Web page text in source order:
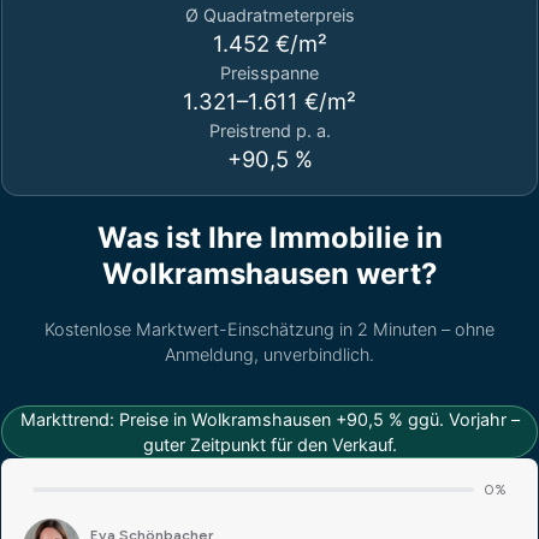
Ø Quadratmeterpreis
1.452 €/m²
Preisspanne
1.321–1.611 €/m²
Preistrend p. a.
+90,5 %
Was ist Ihre Immobilie in
Wolkramshausen wert?
Kostenlose Marktwert-Einschätzung in 2 Minuten – ohne
Anmeldung, unverbindlich.
Markttrend: Preise in Wolkramshausen +90,5 % ggü. Vorjahr –
guter Zeitpunkt für den Verkauf.